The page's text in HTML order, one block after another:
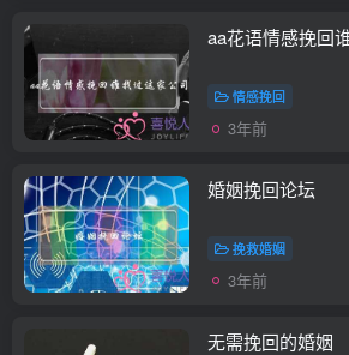
aa花语情感挽回
情感挽回
3年前
婚姻挽回论坛
挽救婚姻
3年前
无需挽回的婚姻